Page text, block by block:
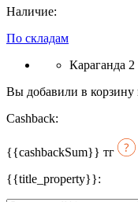
Наличие:
По складам
Караганда 2
Вы добавили в корзину
Cashback:
{{cashbackSum}} тг
{{title_property}}: